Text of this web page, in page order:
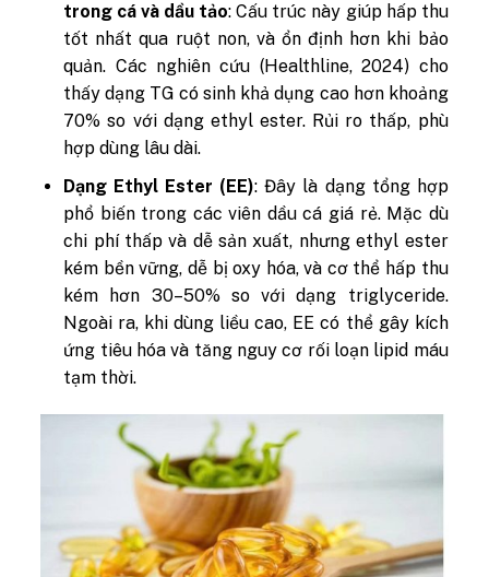
trong cá và dầu tảo: Cấu trúc này giúp hấp thu
tốt nhất qua ruột non, và ổn định hơn khi bảo
quản. Các nghiên cứu (Healthline, 2024) cho
thấy dạng TG có sinh khả dụng cao hơn khoảng
70% so với dạng ethyl ester. Rủi ro thấp, phù
hợp dùng lâu dài.
Dạng Ethyl Ester (EE): Đây là dạng tổng hợp
phổ biến trong các viên dầu cá giá rẻ. Mặc dù
chi phí thấp và dễ sản xuất, nhưng ethyl ester
kém bền vững, dễ bị oxy hóa, và cơ thể hấp thu
kém hơn 30–50% so với dạng triglyceride.
Ngoài ra, khi dùng liều cao, EE có thể gây kích
ứng tiêu hóa và tăng nguy cơ rối loạn lipid máu
tạm thời.